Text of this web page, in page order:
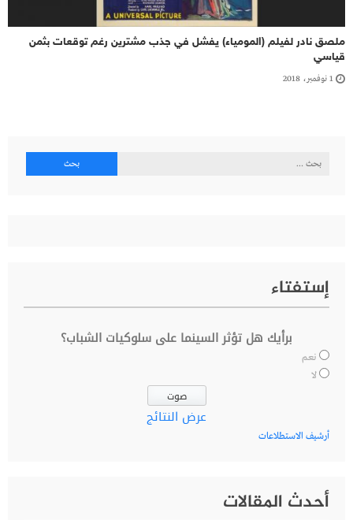
ملصق نادر لفيلم (المومياء) يفشل في جذب مشترين رغم توقعات بثمن
قياسي
1 نوفمبر، 2018
البحث
إستفتاء
برأيك هل تؤثر السينما على سلوكيات الشباب؟
نعم
لا
عرض النتائج
أرشيف الاستطلاعات
أحدث المقالات